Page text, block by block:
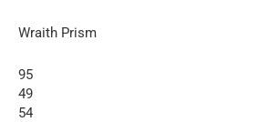
Wraith Prism
95
49
54